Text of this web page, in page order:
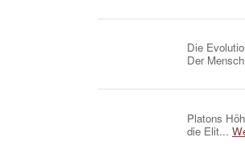
Die
Der
Platons
die Elit...